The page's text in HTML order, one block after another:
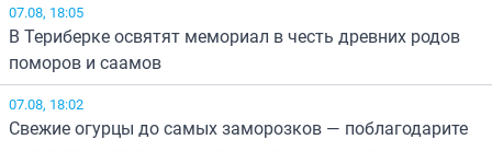
07.08, 18:05
В Териберке освятят мемориал в честь древних родов
поморов и саамов
07.08, 18:02
Свежие огурцы до самых заморозков — поблагодарите